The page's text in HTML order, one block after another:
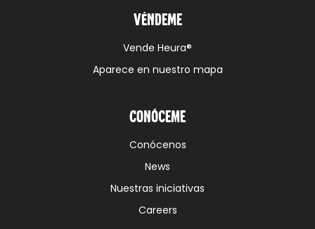
Véndeme
Vende Heura®
Aparece en nuestro mapa
Conóceme
Conócenos
News
Nuestras iniciativas
Careers